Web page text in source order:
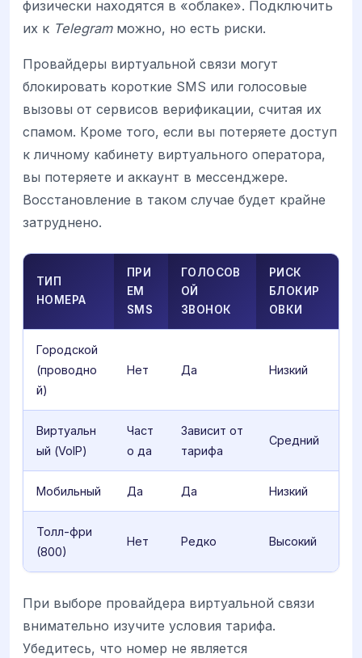
физически находятся в «облаке». Подключить
их к Telegramможно, но есть риски.
Провайдеры виртуальной связи могут
блокировать короткие SMS или голосовые
вызовы от сервисов верификации, считая их
спамом. Кроме того, если вы потеряете доступ
к личному кабинету виртуального оператора,
вы потеряете и аккаунт в мессенджере.
Восстановление в таком случае будет крайне
затруднено.
ТИП
НОМЕРА
ПРИ
ЕМ
SMS
ГОЛОСОВ
ОЙ
ЗВОНОК
РИСК
БЛОКИР
ОВКИ
Городской
(проводно
й)
Нет Да Низкий
Виртуальн
ый (VoIP)
Част
о да
Зависит от
тарифа
Средний
Мобильный Да Да Низкий
Толл-фри
(800)
Нет Редко Высокий
При выборе провайдера виртуальной связи
внимательно изучите условия тарифа.
Убедитесь, что номер не является